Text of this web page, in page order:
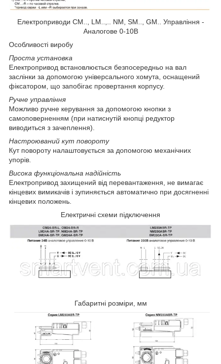
Електроприводи CM.., LM..,.. NM, SM.., GM.. Управління -
Аналогове 0-10B
Особливості виробу
Проста установка
Електропривод встановлюється безпосередньо на вал
заслінки за допомогою універсального хомута, оснащений
фіксатором, що запобігає провертання корпусу.
Ручне управління
Можливо ручне керування за допомогою кнопки з
самоповерненням (при натиснутій кнопці редуктор
виводиться з зачеплення).
Настроюваний кут повороту
Кут повороту налаштовується за допомогою механічних
упорів.
Висока функціональна надійність
Електропривод захищений від перевантаження, не вимагає
кінцевих вимикачів і зупиняється автоматично при досягненні
кінцевих положень.
Електричні схеми підключення
Габаритні розміри, мм